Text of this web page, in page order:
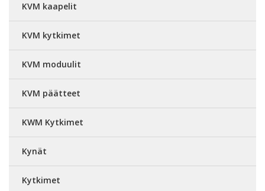
KVM kaapelit
KVM kytkimet
KVM moduulit
KVM päätteet
KWM Kytkimet
Kynät
Kytkimet